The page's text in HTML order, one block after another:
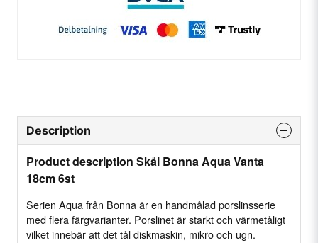
Description
Product description Skål Bonna Aqua Vanta
18cm 6st
Serien Aqua från Bonna är en handmålad porslinsserie
med flera färgvarianter. Porslinet är starkt och värmetåligt
vilket innebär att det tål diskmaskin, mikro och ugn.